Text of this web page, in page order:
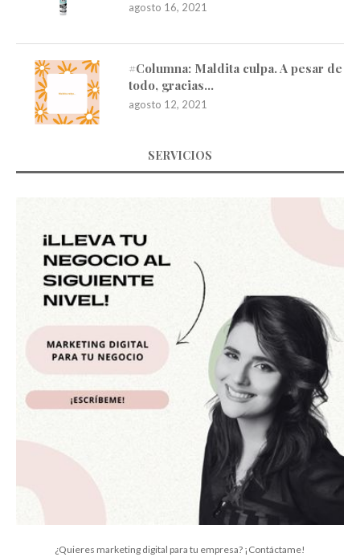
agosto 16, 2021
#Columna: Maldita culpa. A pesar de
todo, gracias…
agosto 12, 2021
SERVICIOS
¿Quieres marketing digital para tu empresa? ¡Contáctame!